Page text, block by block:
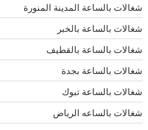
شغالات بالساعة المدينة المنورة
شغالات بالساعة بالخبر
شغالات بالساعة بالقطيف
شغالات بالساعة بجدة
شغالات بالساعة تبوك
شغالات بالساعه الرياض